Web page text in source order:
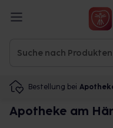
Bestellung bei
Apotheke am